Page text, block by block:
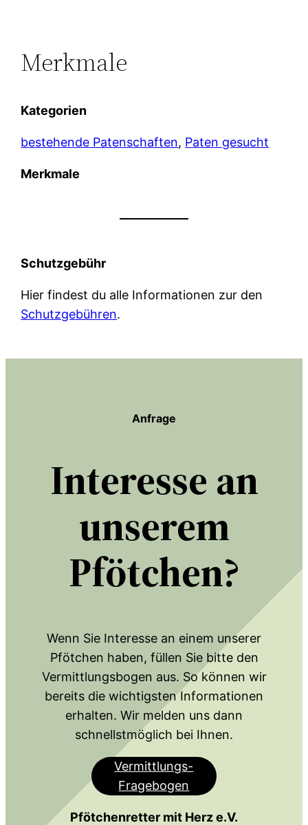
Merkmale
Kategorien
bestehende Patenschaften, Paten gesucht
Merkmale
Schutzgebühr
Hier findest du alle Informationen zur den
Schutzgebühren.
Anfrage
Interesse an
unserem
Pfötchen?
Wenn Sie Interesse an einem unserer
Pfötchen haben, füllen Sie bitte den
Vermittlungsbogen aus. So können wir
bereits die wichtigsten Informationen
erhalten. Wir melden uns dann
schnellstmöglich bei Ihnen.
Vermittlungs-
Fragebogen
Pfötchenretter mit Herz e.V.